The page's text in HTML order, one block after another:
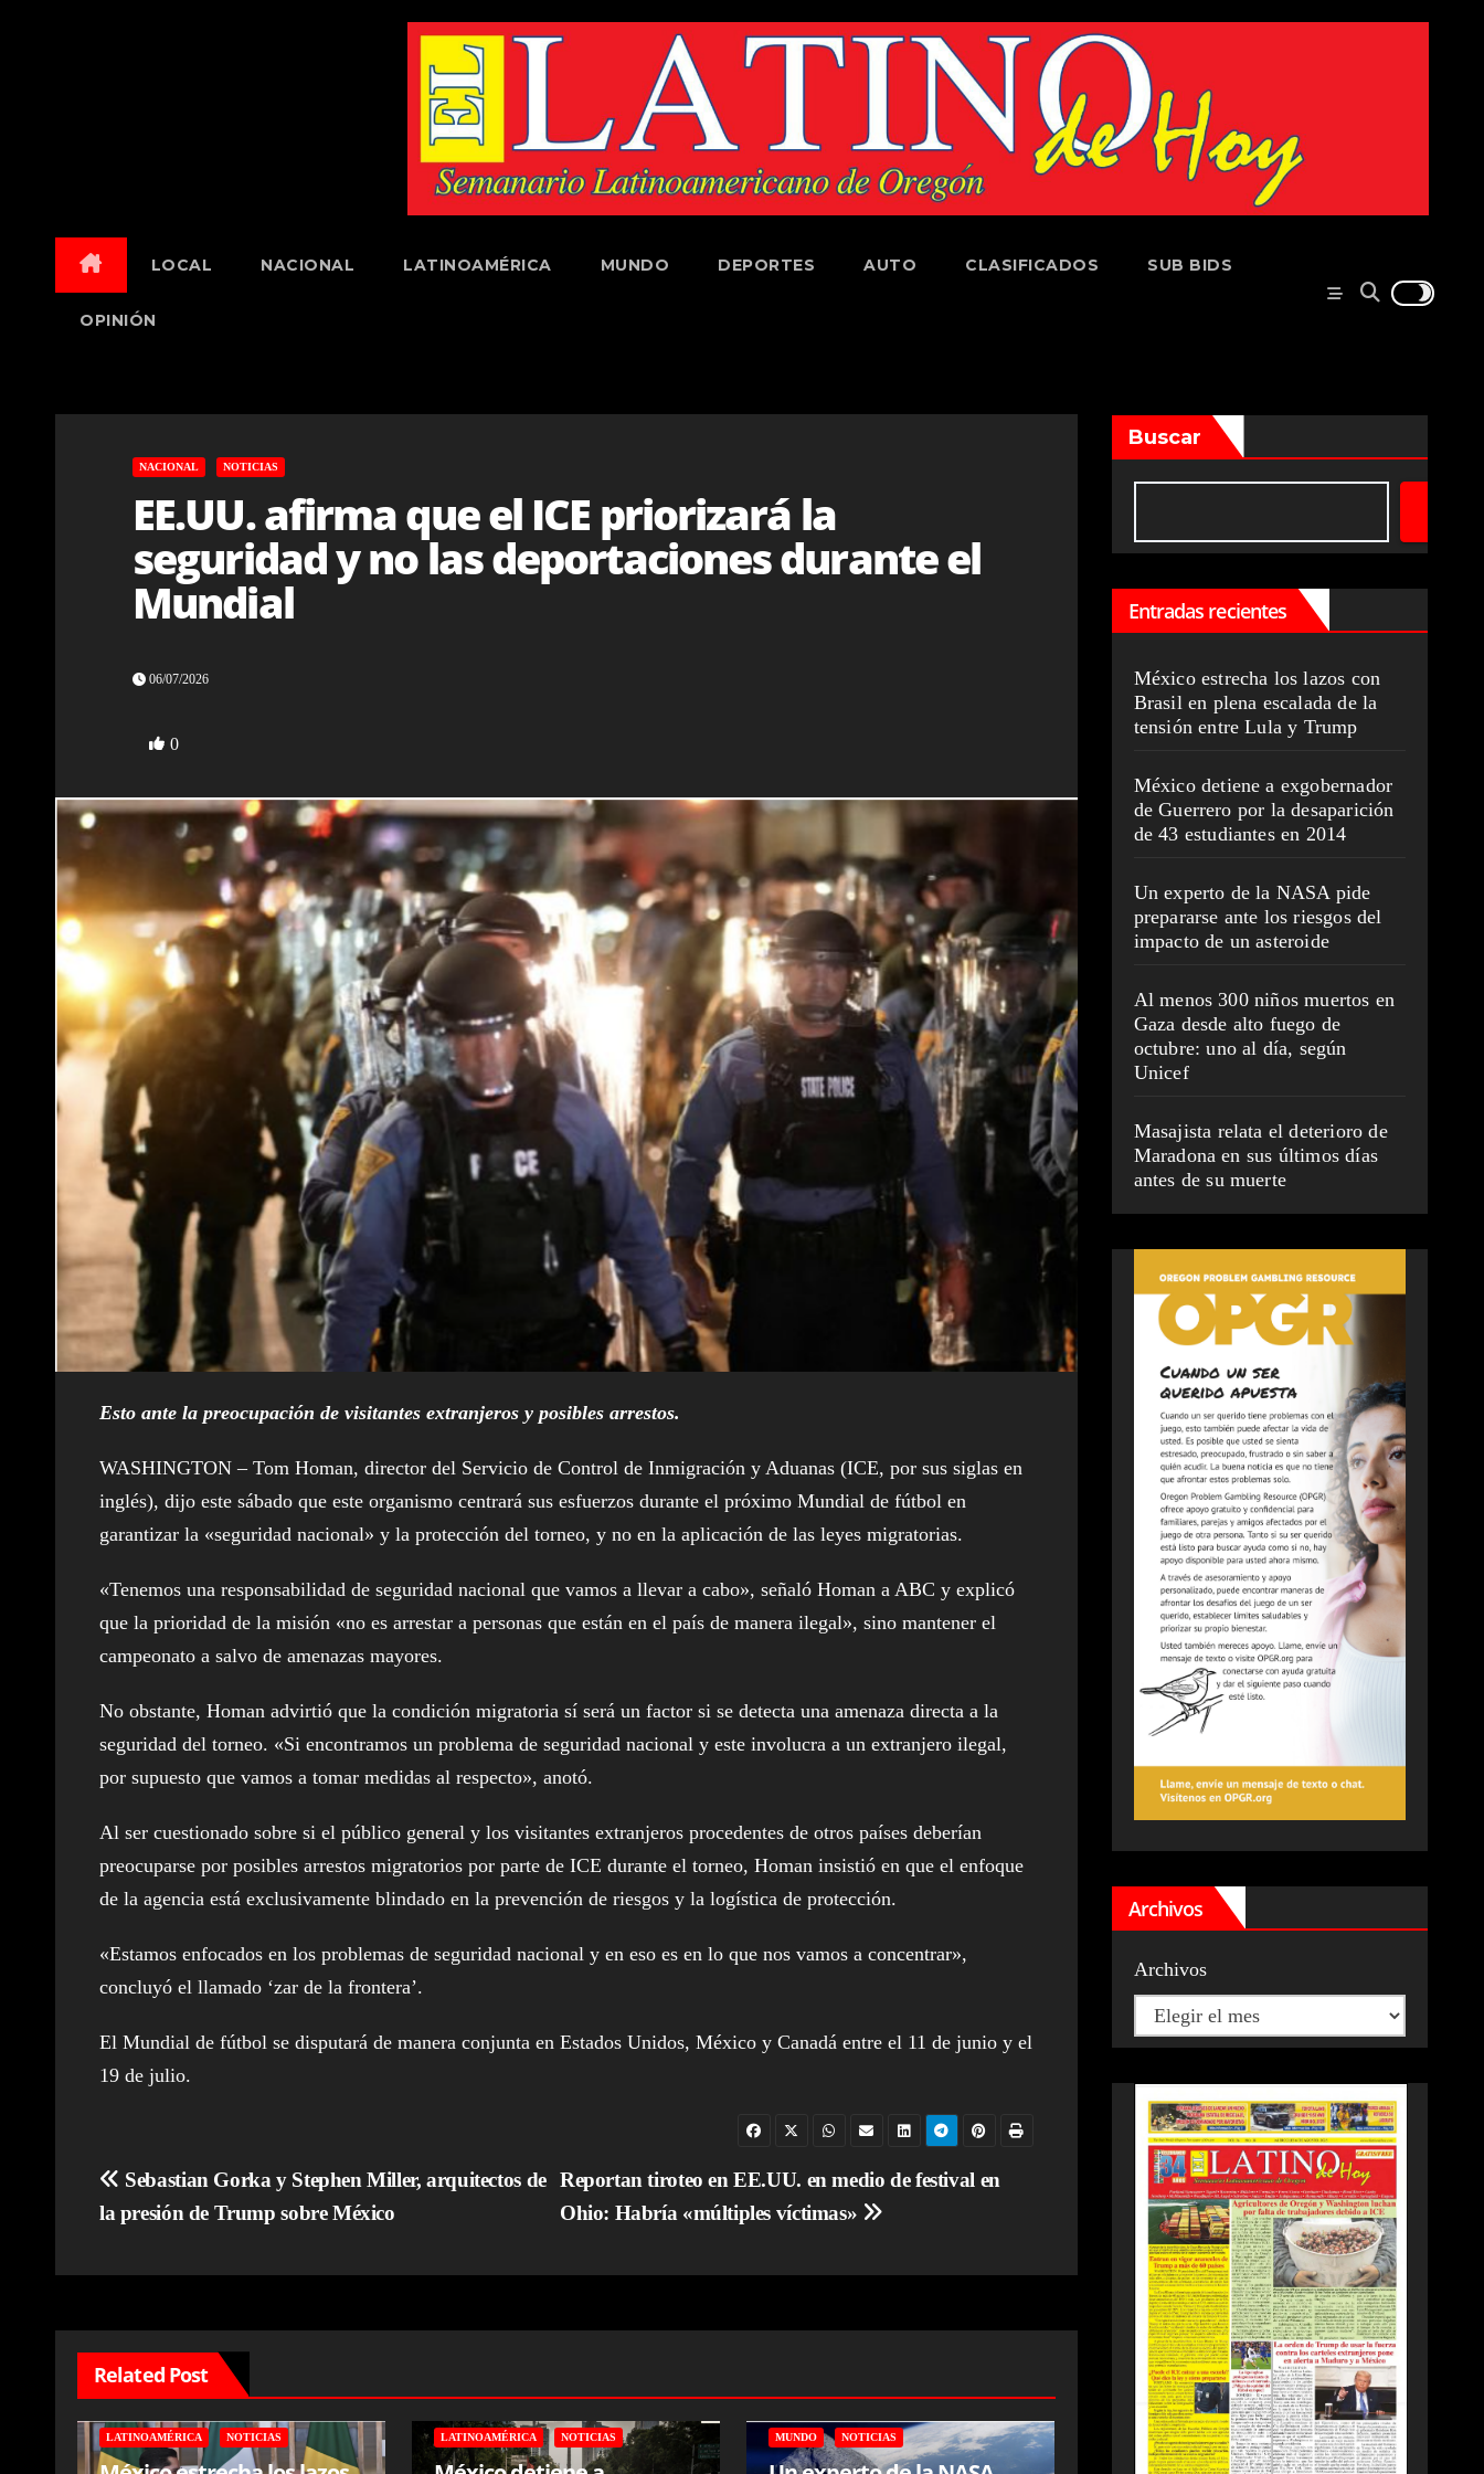
LOCAL NACIONAL LATINOAMÉRICA MUNDO DEPORTES AUTO CLASIFICADOS SUB BIDS
OPINIÓN
NACIONAL NOTICIAS
EE.UU. afirma que el ICE priorizará la
seguridad y no las deportaciones durante el
Mundial
06/07/2026
0
Esto ante la preocupación de visitantes extranjeros y posibles arrestos.
WASHINGTON – Tom Homan, director del Servicio de Control de Inmigración y Aduanas (ICE, por sus siglas en
inglés), dijo este sábado que este organismo centrará sus esfuerzos durante el próximo Mundial de fútbol en
garantizar la «seguridad nacional» y la protección del torneo, y no en la aplicación de las leyes migratorias.
«Tenemos una responsabilidad de seguridad nacional que vamos a llevar a cabo», señaló Homan a ABC y explicó
que la prioridad de la misión «no es arrestar a personas que están en el país de manera ilegal», sino mantener el
campeonato a salvo de amenazas mayores.
No obstante, Homan advirtió que la condición migratoria sí será un factor si se detecta una amenaza directa a la
seguridad del torneo. «Si encontramos un problema de seguridad nacional y este involucra a un extranjero ilegal,
por supuesto que vamos a tomar medidas al respecto», anotó.
Al ser cuestionado sobre si el público general y los visitantes extranjeros procedentes de otros países deberían
preocuparse por posibles arrestos migratorios por parte de ICE durante el torneo, Homan insistió en que el enfoque
de la agencia está exclusivamente blindado en la prevención de riesgos y la logística de protección.
«Estamos enfocados en los problemas de seguridad nacional y en eso es en lo que nos vamos a concentrar»,
concluyó el llamado ‘zar de la frontera’.
El Mundial de fútbol se disputará de manera conjunta en Estados Unidos, México y Canadá entre el 11 de junio y el
19 de julio.
Navegación
de
entradas
Reportan tiroteo en EE.UU. en medio de festival en
Ohio: Habría «múltiples víctimas»
Sebastian Gorka y Stephen Miller, arquitectos de
la presión de Trump sobre México
Related Post
LATINOAMÉRICA NOTICIAS LATINOAMÉRICA NOTICIAS MUNDO NOTICIAS
Buscar
Entradas recientes
México estrecha los lazos con
Brasil en plena escalada de la
tensión entre Lula y Trump
México detiene a exgobernador
de Guerrero por la desaparición
de 43 estudiantes en 2014
Un experto de la NASA pide
prepararse ante los riesgos del
impacto de un asteroide
Al menos 300 niños muertos en
Gaza desde alto fuego de
octubre: uno al día, según
Unicef
Masajista relata el deterioro de
Maradona en sus últimos días
antes de su muerte
Archivos
Archivos